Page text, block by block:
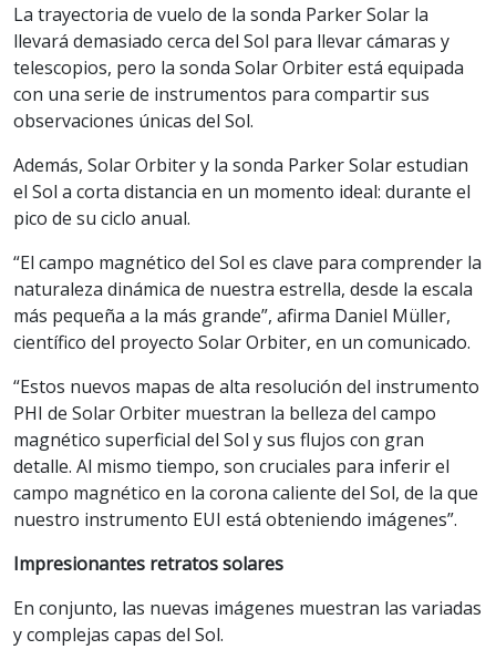
La trayectoria de vuelo de la sonda Parker Solar la
llevará demasiado cerca del Sol para llevar cámaras y
telescopios, pero la sonda Solar Orbiter está equipada
con una serie de instrumentos para compartir sus
observaciones únicas del Sol.
Además, Solar Orbiter y la sonda Parker Solar estudian
el Sol a corta distancia en un momento ideal: durante el
pico de su ciclo anual.
“El campo magnético del Sol es clave para comprender la
naturaleza dinámica de nuestra estrella, desde la escala
más pequeña a la más grande”, afirma Daniel Müller,
científico del proyecto Solar Orbiter, en un comunicado.
“Estos nuevos mapas de alta resolución del instrumento
PHI de Solar Orbiter muestran la belleza del campo
magnético superficial del Sol y sus flujos con gran
detalle. Al mismo tiempo, son cruciales para inferir el
campo magnético en la corona caliente del Sol, de la que
nuestro instrumento EUI está obteniendo imágenes”.
Impresionantes retratos solares
En conjunto, las nuevas imágenes muestran las variadas
y complejas capas del Sol.